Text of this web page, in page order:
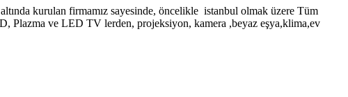
firmamız sayesinde, öncelikle istanbul olmak üzere Tüm
Plazma ve LED TV lerden, projeksiyon, kamera ,beyaz eşya,klima,ev